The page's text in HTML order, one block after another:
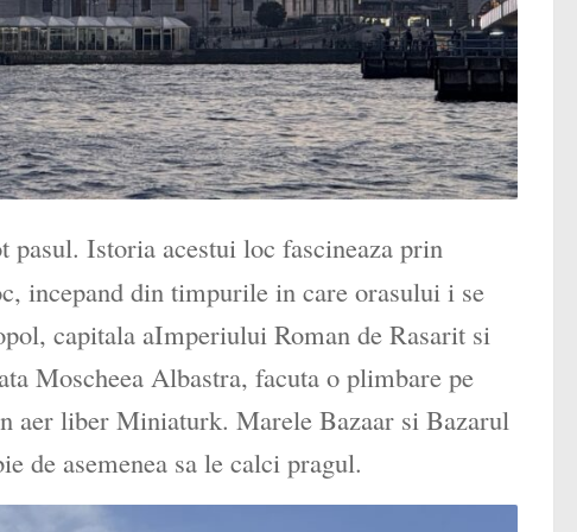
Istoria acestui loc fascineaza prin
incepand din timpurile in care orasului i se
capitala aImperiului Roman de Rasarit si
Moscheea Albastra, facuta o plimbare pe
aer liber Miniaturk. Marele Bazaar si Bazarul
de asemenea sa le calci pragul.